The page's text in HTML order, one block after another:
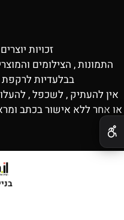
זכויות
התמונות , הצילומים
בבלעדיות לרקפת
אין להעתיק , לשכפל ,
או אחר ללא אישור בכתב
✕